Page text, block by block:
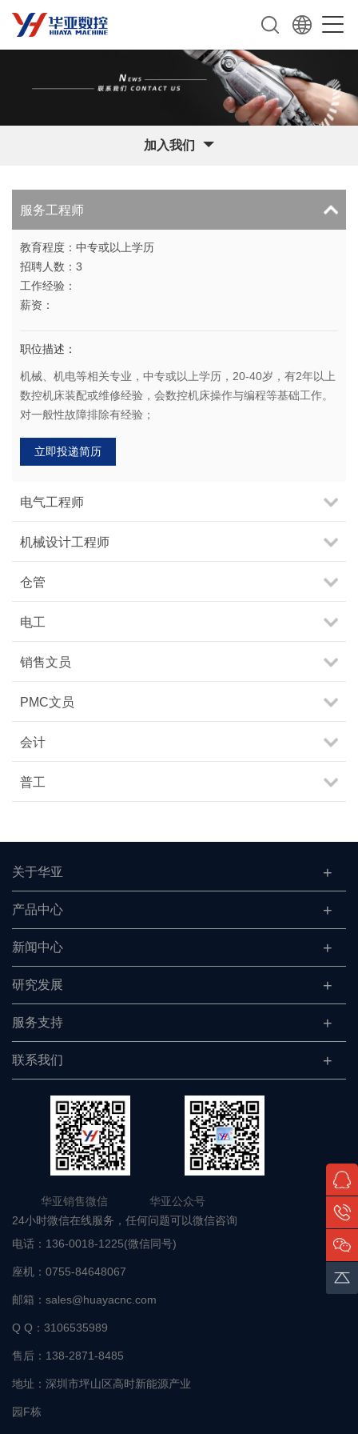
加入我们
服务工程师
教育程度：中专或以上学历
招聘人数：3
工作经验：
薪资：
职位描述：
机械、机电等相关专业，中专或以上学历，20-40岁，有2年以上
数控机床装配或维修经验，会数控机床操作与编程等基础工作。
对一般性故障排除有经验；
立即投递简历
电气工程师
机械设计工程师
仓管
电工
销售文员
PMC文员
会计
普工
关于华亚
产品中心
新闻中心
研究发展
服务支持
联系我们
华亚销售微信 华亚公众号
24小时微信在线服务，任何问题可以微信咨询
电话： 136-0018-1225(微信同号)
座机： 0755-84648067
邮箱： sales@huayacnc.com
Q Q： 3106535989
售后： 138-2871-8485
地址： 深圳市坪山区高时新能源产业
园F栋